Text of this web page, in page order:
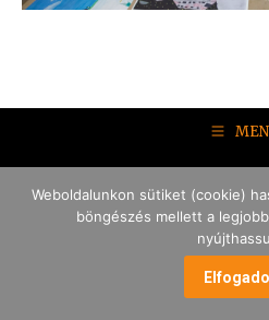
Weboldalunkon sütiket (cookie)
böngészés mellett a